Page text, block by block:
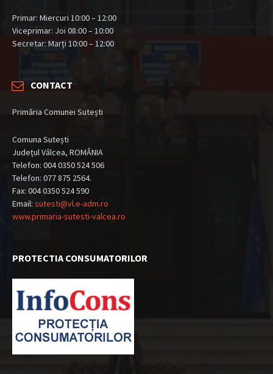
Primar: Miercuri 10:00 – 12:00
Viceprimar: Joi 08:00 – 10:00
Secretar: Marți 10:00 – 12:00
CONTACT
Primăria Comunei Sutești
Comuna Sutești
Județul Vâlcea, ROMÂNIA
Telefon: 004 0350 524 506
Telefon: 077 875 2564.
Fax: 004 0350 524 590
Email: sutesti@vl.e-adm.ro
www.primaria-sutesti-valcea.ro
PROTECTIA CONSUMATORILOR